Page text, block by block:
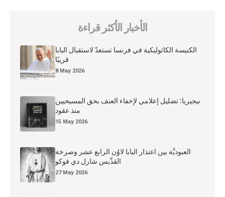
الأخبار الأكثر قراءة
الكنيسة الكاثوليكية في فرنسا تستعدّ لاستقبال البابا
قريبًا
8 May 2026
نيجيريا: تضليل إعلامي لإخفاء العنف بحق المسيحيين
منذ عقود
15 May 2026
العبوديَّة بين اعتذار البابا لاوُن الرابع عشر وصرخة
القدِّيس شارل دي فوكو
27 May 2026